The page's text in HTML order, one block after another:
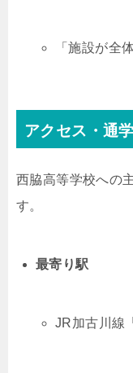
「施設が全
アクセス・通学
西脇高等学校への
す。
最寄り駅
JR加古川線